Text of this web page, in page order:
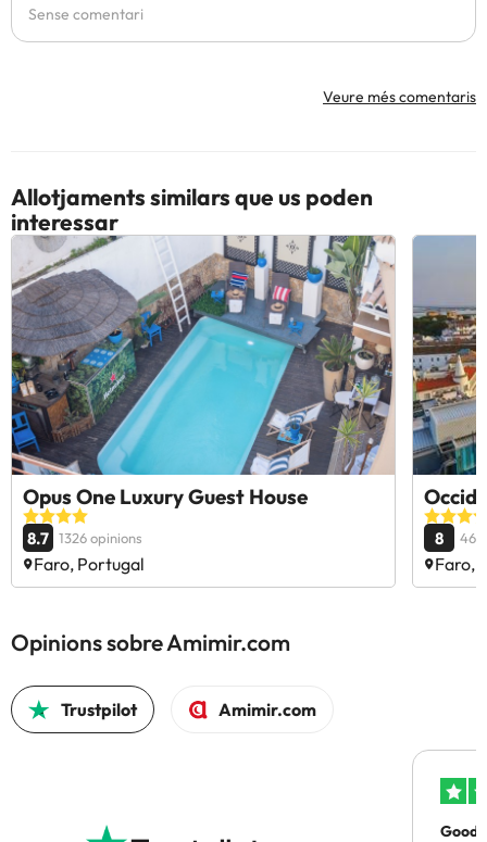
Sense comentari
Veure més comentaris
Allotjaments similars que us poden
interessar
Opus One Luxury Guest House
8.7 1326 opinions
Faro, Portugal
8
Faro,
Opinions sobre Amimir.com
Trustpilot Amimir.com
Good